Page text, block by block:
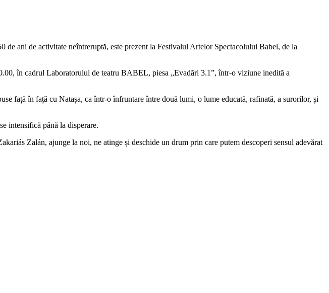
ani de activitate neîntreruptă, este prezent la Festivalul Artelor Spectacolului Babel, de la
în cadrul Laboratorului de teatru BABEL, piesa „Evadări 3.1”, într-o viziune inedită a
față în față cu Natașa, ca într-o înfruntare între două lumi, o lume educată, rafinată, a surorilor, și
intensifică până la disperare.
Zalán, ajunge la noi, ne atinge și deschide un drum prin care putem descoperi sensul adevărat